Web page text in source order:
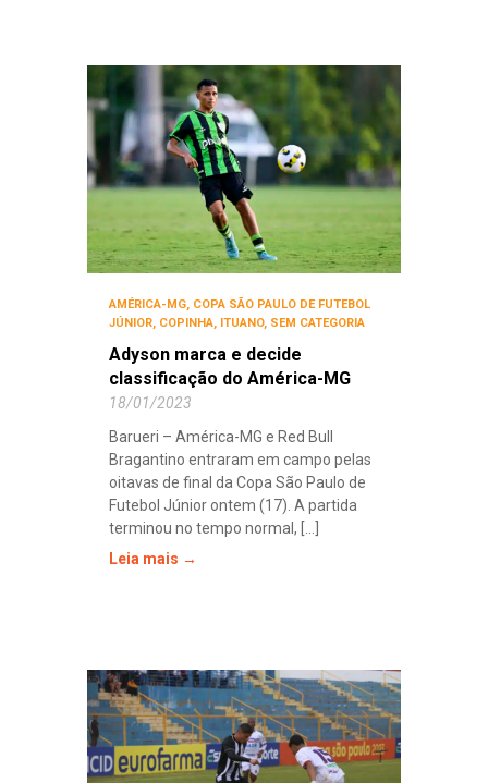
AMÉRICA-MG, COPA SÃO PAULO DE FUTEBOL
JÚNIOR, COPINHA, ITUANO, SEM CATEGORIA
Adyson marca e decide
classificação do América-MG
18/01/2023
Barueri – América-MG e Red Bull
Bragantino entraram em campo pelas
oitavas de final da Copa São Paulo de
Futebol Júnior ontem (17). A partida
terminou no tempo normal, [...]
Leia mais →